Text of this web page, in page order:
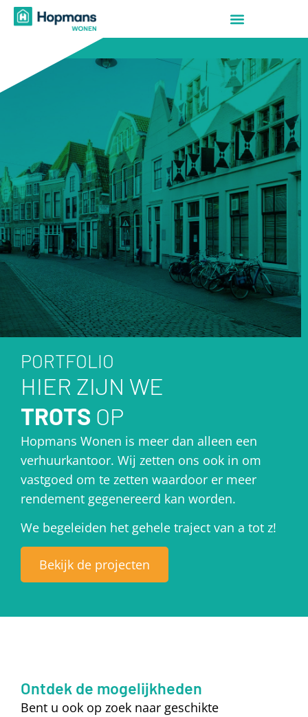
PORTFOLIO
HIER ZIJN WE
TROTS OP
Hopmans Wonen is meer dan alleen een
verhuurkantoor. Wij zetten ons ook in om
vastgoed om te zetten waardoor er meer
rendement gegenereerd kan worden.
We begeleiden het gehele traject van a tot z!
Bekijk de projecten
Ontdek de mogelijkheden
Bent u ook op zoek naar geschikte